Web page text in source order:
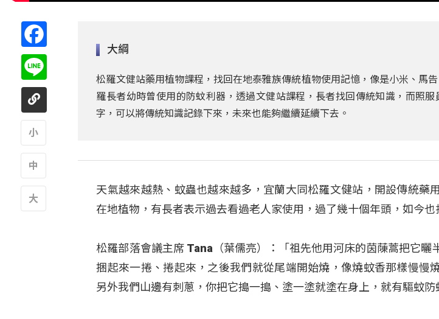
大綱
松羅文健站藥用植物課程，找回在地泰雅族傳統植物使用記憶，像是小米、馬
羅長者幼時曾使用的防蚊利器，透過文健站課程，長者找回傳統知識，而照
字，可以將傳統知識記錄下來，未來也能夠繼續延續下去。
天氣越來越熱、蚊蟲也越來越多，宜蘭大同松羅文健站，開設傳統藥
在地植物，有長者表示過去看過老人家使用，過了幾十個年頭，如今也
松羅部落會議主席 Tana（葉儒亮）：「祖先他用河床的茵蔯蒿把它曬
捆起來一捲、捲起來，之後我們就從尾端開始燒，像燒蚊香那樣慢慢
另外我們山邊有刺蔥，你把它搗一搗、塗一塗就塗在身上，就有驅蚊防